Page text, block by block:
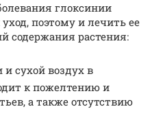
глоксинии
поэтому и лечить ее
содержания растения:
и сухой воздух в
к пожелтению и
а также отсутствию